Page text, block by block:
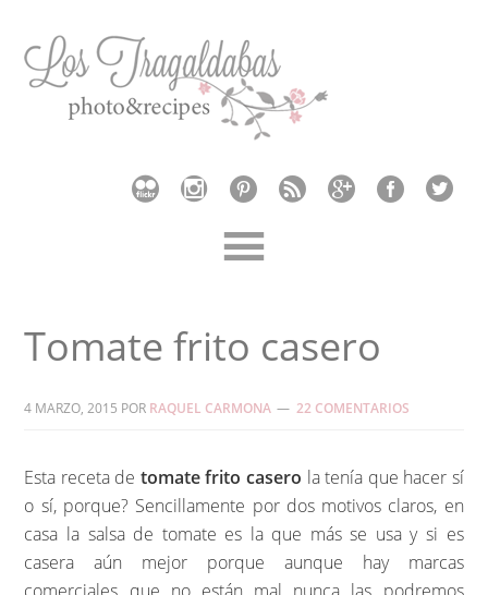
Tomate frito casero
4 MARZO, 2015 POR RAQUEL CARMONA 22 COMENTARIOS
Esta receta de tomate frito casero la tenía que hacer sí
o sí, porque? Sencillamente por dos motivos claros, en
casa la salsa de tomate es la que más se usa y si es
casera aún mejor porque aunque hay marcas